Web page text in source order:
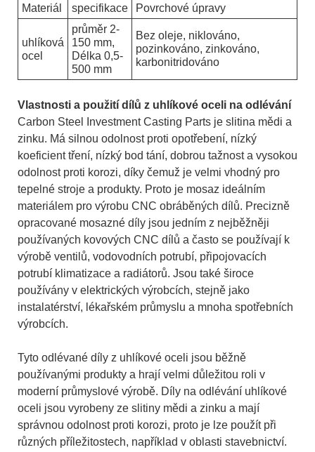
Materiál
specifikace Povrchové úpravy
uhlíková
ocel
průměr 2-
150 mm,
Délka 0,5-
500 mm
Bez oleje, niklováno,
pozinkováno, zinkováno,
karbonitridováno
Vlastnosti a použití dílů z uhlíkové oceli na odlévání
Carbon Steel Investment Casting Parts je slitina mědi a
zinku. Má silnou odolnost proti opotřebení, nízký
koeficient tření, nízký bod tání, dobrou tažnost a vysokou
odolnost proti korozi, díky čemuž je velmi vhodný pro
tepelné stroje a produkty. Proto je mosaz ideálním
materiálem pro výrobu CNC obráběných dílů. Precizně
opracované mosazné díly jsou jedním z nejběžněji
používaných kovových CNC dílů a často se používají k
výrobě ventilů, vodovodních potrubí, připojovacích
potrubí klimatizace a radiátorů. Jsou také široce
používány v elektrických výrobcích, stejně jako
instalatérství, lékařském průmyslu a mnoha spotřebních
výrobcích.
Tyto odlévané díly z uhlíkové oceli jsou běžně
používanými produkty a hrají velmi důležitou roli v
moderní průmyslové výrobě. Díly na odlévání uhlíkové
oceli jsou vyrobeny ze slitiny mědi a zinku a mají
správnou odolnost proti korozi, proto je lze použít při
různých příležitostech, například v oblasti stavebnictví.